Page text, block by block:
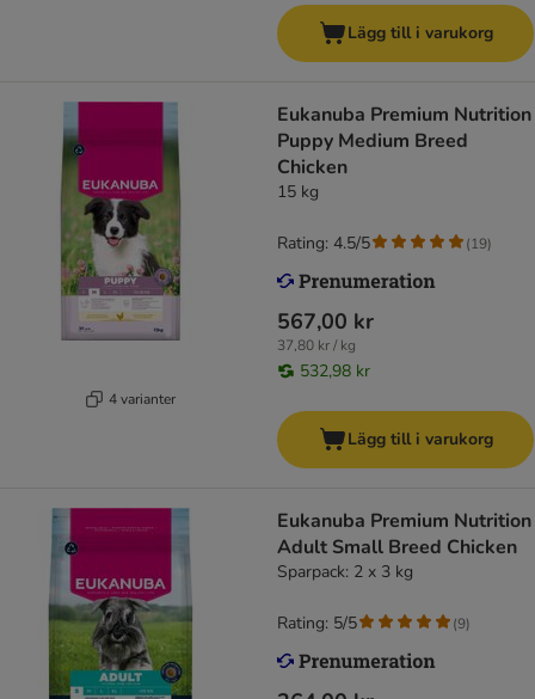
Lägg till i varukorg
4 varianter
Eukanuba Premium Nutrition
Puppy Medium Breed
Chicken
15 kg
567,00 kr
37,80 kr / kg
532,98 kr
Rating: 4.5/5 (19)
Lägg till i varukorg
Eukanuba Premium Nutrition
Adult Small Breed Chicken
Sparpack: 2 x 3 kg
Rating: 5/5 (9)